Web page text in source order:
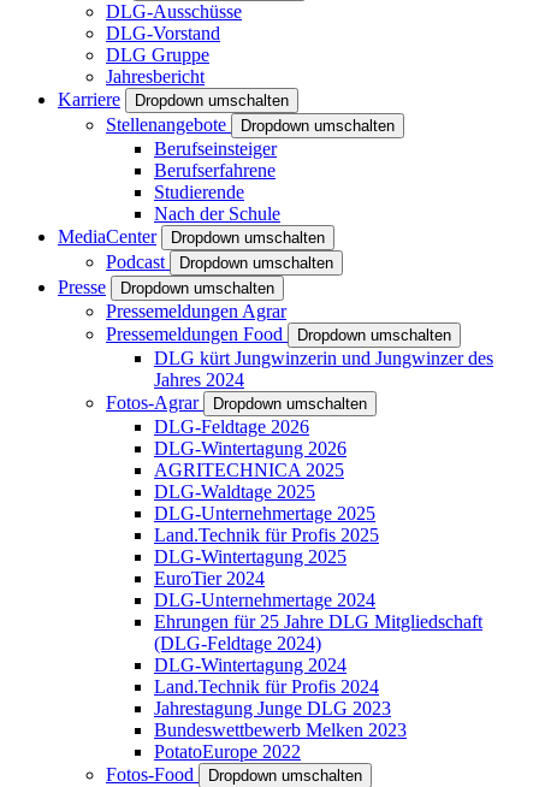
DLG-Ausschüsse
DLG-Vorstand
DLG Gruppe
Jahresbericht
Karriere
Dropdown umschalten
Stellenangebote Dropdown umschalten
Berufseinsteiger
Berufserfahrene
Studierende
Nach der Schule
MediaCenter
Dropdown umschalten
Podcast Dropdown umschalten
Presse Dropdown umschalten
Pressemeldungen Agrar
Pressemeldungen Food
Dropdown umschalten
DLG kürt Jungwinzerin und Jungwinzer des
Jahres 2024
Fotos-Agrar
Dropdown umschalten
DLG-Feldtage 2026
DLG-Wintertagung 2026
AGRITECHNICA 2025
DLG-Waldtage 2025
DLG-Unternehmertage 2025
Land.Technik für Profis 2025
DLG-Wintertagung 2025
EuroTier 2024
DLG-Unternehmertage 2024
Ehrungen für 25 Jahre DLG Mitgliedschaft
(DLG-Feldtage 2024)
DLG-Wintertagung 2024
Land.Technik für Profis 2024
Jahrestagung Junge DLG 2023
Bundeswettbewerb Melken 2023
PotatoEurope 2022
Fotos-Food
Dropdown umschalten